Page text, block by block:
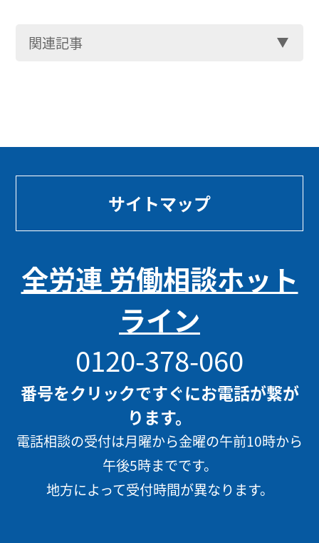
関連記事
サイトマップ
全労連 労働相談ホット
ライン
0120-378-060
番号をクリックですぐにお電話が繋が
ります。
電話相談の受付は月曜から金曜の午前10時から
午後5時までです。
地方によって受付時間が異なります。